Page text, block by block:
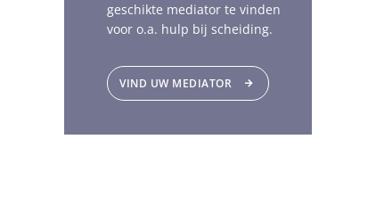
geschikte mediator te vinden
voor o.a. hulp bij scheiding.
VIND UW MEDIATOR